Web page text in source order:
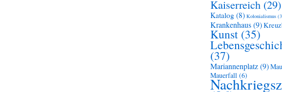
Kaiserreich (29)
Katalog (8) Kolonialismus
Krankenhaus(9)
Kunst (35)
(37)
Mariannenplatz(9)
Mauerfall (6)